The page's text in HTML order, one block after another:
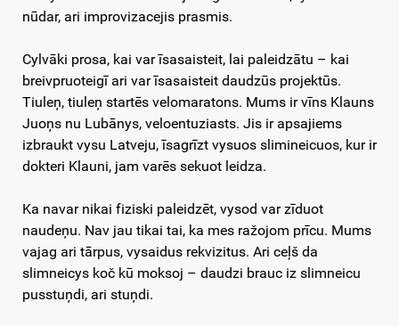
nūdar, ari improvizacejis prasmis.
Cylvāki prosa, kai var īsasaisteit, lai paleidzātu – kai
breivpruoteigī ari var īsasaisteit daudzūs projektūs.
Tiuleņ, tiuleņ startēs velomaratons. Mums ir vīns Klauns
Juoņs nu Lubānys, veloentuziasts. Jis ir apsajiems
izbraukt vysu Latveju, īsagrīzt vysuos slimineicuos, kur ir
dokteri Klauni, jam varēs sekuot leidza.
Ka navar nikai fiziski paleidzēt, vysod var zīduot
naudeņu. Nav jau tikai tai, ka mes ražojom prīcu. Mums
vajag ari tārpus, vysaidus rekvizitus. Ari ceļš da
slimneicys koč kū moksoj – daudzi brauc iz slimneicu
pusstuņdi, ari stuņdi.